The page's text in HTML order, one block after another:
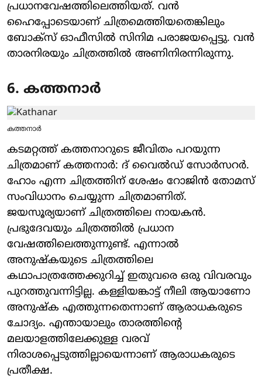
പ്രധാനവേഷത്തിലെത്തിയത്. വൻ
ഹൈപ്പോടെയാണ് ചിത്രമെത്തിയതെങ്കിലും
ബോക്സ് ഓഫീസിൽ സിനിമ പരാജയപ്പെട്ടു. വൻ
താരനിരയും ചിത്രത്തിൽ അണിനിരന്നിരുന്നു.
6. കത്തനാർ
കത്തനാർ
കടമറ്റത്ത് കത്തനാറുടെ ജീവിതം പറയുന്ന
ചിത്രമാണ് കത്തനാർ: ദ് വൈൽഡ് സോർസറർ.
ഹോം എന്ന ചിത്രത്തിന് ശേഷം റോജിൻ തോമസ്
സംവിധാനം ചെയ്യുന്ന ചിത്രമാണിത്.
ജയസൂര്യയാണ് ചിത്രത്തിലെ നായകൻ.
പ്രഭുദേവയും ചിത്രത്തിൽ പ്രധാന
വേഷത്തിലെത്തുന്നുണ്ട്. എന്നാൽ
അനുഷ്കയുടെ ചിത്രത്തിലെ
കഥാപാത്രത്തേക്കുറിച്ച് ഇതുവരെ ഒരു വിവരവും
പുറത്തുവന്നിട്ടില്ല. കള്ളിയങ്കാട്ട് നീലി ആയാണോ
അനുഷ്ക എത്തുന്നതെന്നാണ് ആരാധകരുടെ
ചോദ്യം. എന്തായാലും താരത്തിന്റെ
മലയാളത്തിലേക്കുള്ള വരവ്
നിരാശപ്പെടുത്തില്ലായെന്നാണ് ആരാധകരുടെ
പ്രതീക്ഷ.